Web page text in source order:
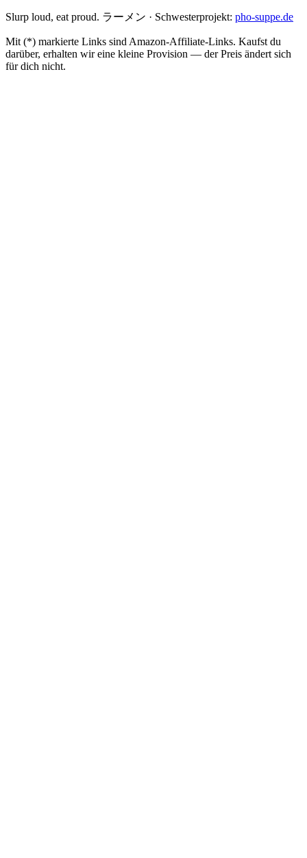
Slurp loud, eat proud. ラーメン · Schwesterprojekt: pho-suppe.de
Mit (*) markierte Links sind Amazon-Affiliate-Links. Kaufst du
darüber, erhalten wir eine kleine Provision — der Preis ändert sich
für dich nicht.